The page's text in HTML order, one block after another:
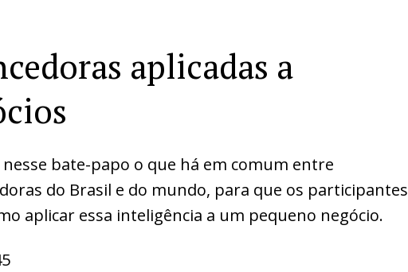
aplicadas a
bate-papo o que há em comum entre
do Brasil e do mundo, para que os participantes
aplicar essa inteligência a um pequeno negócio.